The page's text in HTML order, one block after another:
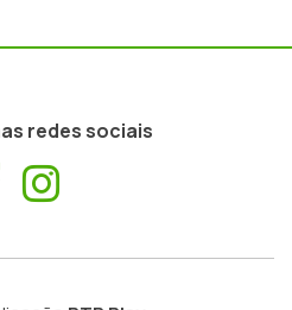
redes sociais
Facebook